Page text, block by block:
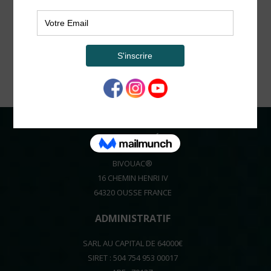
COORDONNÉES
BIVOUAC®
16 CHEMIN HENRI IV
64320 OUSSE FRANCE
ADMINISTRATIF
SARL AU CAPITAL DE 64000€
SIRET : 504 754 953 00017